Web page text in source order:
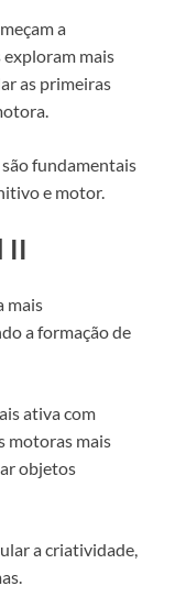
a
exploram mais
as primeiras
fundamentais
e motor.
II
mais
a formação de
ativa com
motoras mais
objetos
a criatividade,